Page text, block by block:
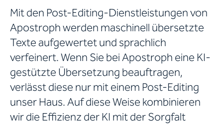
Mit den Post-Editing-Dienstleistungen von
Apostroph werden maschinell übersetzte
Texte aufgewertet und sprachlich
verfeinert. Wenn Sie bei Apostroph eine KI-
gestützte Übersetzung beauftragen,
verlässt diese nur mit einem Post-Editing
unser Haus. Auf diese Weise kombinieren
wir die Effizienz der KI mit der Sorgfalt